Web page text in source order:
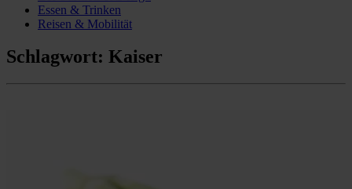
Essen & Trinken
Reisen & Mobilität
Schlagwort: Kaiser